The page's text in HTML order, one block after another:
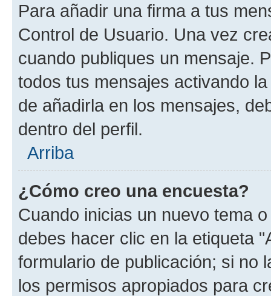
Para añadir una firma a tus
Control de Usuario. Una vez
cuando publiques un mensaje.
todos tus mensajes activando
de añadirla en los mensajes,
dentro del perfil.
Arriba
¿Cómo creo una encuesta?
Cuando inicias un nuevo tema
debes hacer clic en la etiqueta
formulario de publicación; si no
los permisos apropiados para